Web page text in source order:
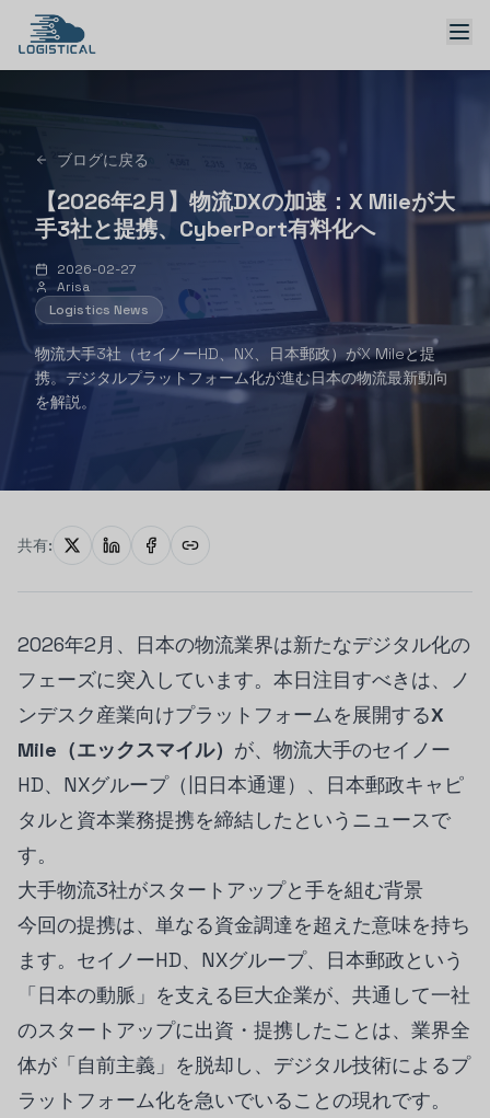
ソリューション
日本語 → English
デモを予約
ブログに戻る
【2026年2月】物流DXの加速：X Mileが大
手3社と提携、CyberPort有料化へ
2026-02-27
Arisa
Logistics News
物流大手3社（セイノーHD、NX、日本郵政）がX Mileと提
携。デジタルプラットフォーム化が進む日本の物流最新動向
を解説。
共有:
2026年2月、日本の物流業界は新たなデジタル化の
フェーズに突入しています。本日注目すべきは、ノ
ンデスク産業向けプラットフォームを展開するX
Mile（エックスマイル） が、物流大手のセイノー
HD、NXグループ（旧日本通運）、日本郵政キャピ
タルと資本業務提携を締結したというニュースで
す。
大手物流3社がスタートアップと手を組む背景
今回の提携は、単なる資金調達を超えた意味を持ち
ます。セイノーHD、NXグループ、日本郵政という
「日本の動脈」を支える巨大企業が、共通して一社
のスタートアップに出資・提携したことは、業界全
体が「自前主義」を脱却し、デジタル技術によるプ
ラットフォーム化を急いでいることの現れです。